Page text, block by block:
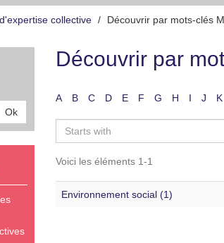
collective Découvrir par mots-clés
Ok
Découvrir par
A B C D E F G H I J K
Voici les éléments 1-1
Environnement social (1)